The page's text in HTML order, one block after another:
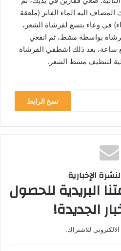
المضاف اليه الماء الفاتر (ملعقة
في وعاء يتسع لفرشاة الشعر،
بواسطة مشط، ثم انقعي
ساعة، بعد ذلك اشطفي الفرشاة
لتنظيف مشط الشعر.
نسخ الرابط
الإخبارية
البريدية للحصول
الجديدة!
للاشتراك.